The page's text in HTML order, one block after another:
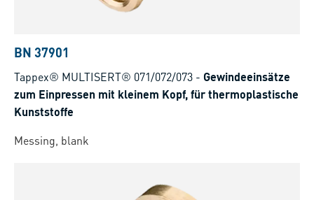
BN 37901
Tappex® MULTISERT® 071/072/073 - Gewindeeinsätze
zum Einpressen mit kleinem Kopf, für thermoplastische
Kunststoffe
Messing, blank